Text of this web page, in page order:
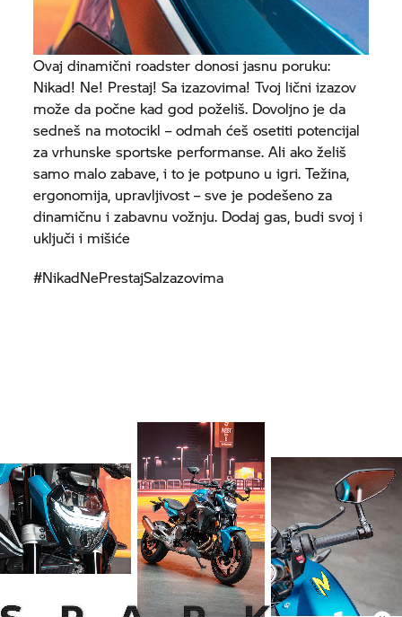
Ovaj dinamični roadster donosi jasnu poruku:
Nikad! Ne! Prestaj! Sa izazovima! Tvoj lični izazov
može da počne kad god poželiš. Dovoljno je da
sedneš na motocikl – odmah ćeš osetiti potencijal
za vrhunske sportske performanse. Ali ako želiš
samo malo zabave, i to je potpuno u igri. Težina,
ergonomija, upravljivost – sve je podešeno za
dinamičnu i zabavnu vožnju. Dodaj gas, budi svoj i
uključi i mišiće
#NikadNePrestajSaIzazovima